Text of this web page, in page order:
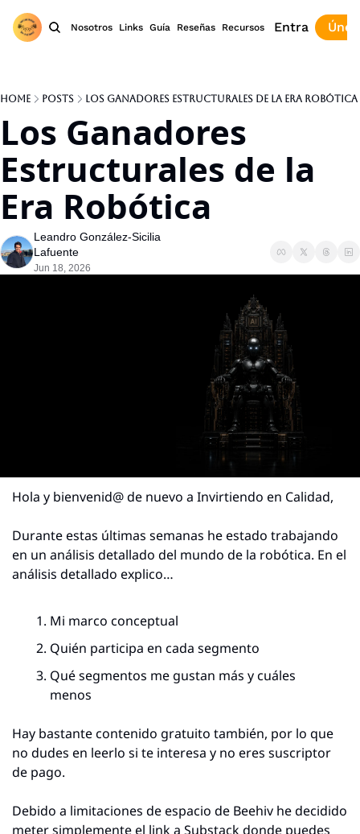
Nosotros Links Guía Reseñas Recursos Entra
Home Posts Los Ganadores Estructurales de la Era Robótica
Los Ganadores
Estructurales de la
Era Robótica
Leandro González-Sicilia
Lafuente
Jun 18, 2026
Hola y bienvenid@ de nuevo a Invirtiendo en Calidad,
Durante estas últimas semanas he estado trabajando
en un análisis detallado del mundo de la robótica. En el
análisis detallado explico…
Mi marco conceptual
Quién participa en cada segmento
Qué segmentos me gustan más y cuáles
menos
Hay bastante contenido gratuito también, por lo que
no dudes en leerlo si te interesa y no eres suscriptor
de pago.
Debido a limitaciones de espacio de Beehiv he decidido
meter simplemente el link a Substack donde puedes